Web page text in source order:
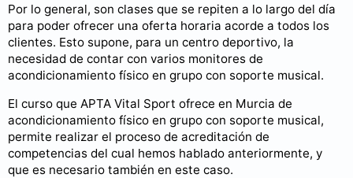
Por lo general, son clases que se repiten a lo largo del día
para poder ofrecer una oferta horaria acorde a todos los
clientes. Esto supone, para un centro deportivo, la
necesidad de contar con varios monitores de
acondicionamiento físico en grupo con soporte musical.
El curso que APTA Vital Sport ofrece en Murcia de
acondicionamiento físico en grupo con soporte musical,
permite realizar el proceso de acreditación de
competencias del cual hemos hablado anteriormente, y
que es necesario también en este caso.